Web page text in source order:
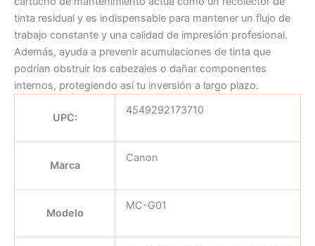
tinta residual y es indispensable para mantener un flujo de
trabajo constante y una calidad de impresión profesional.
Además, ayuda a prevenir acumulaciones de tinta que
podrían obstruir los cabezales o dañar componentes
internos, protegiendo así tu inversión a largo plazo.
UPC:
4549292173710
Marca
Canon
Modelo
MC-G01